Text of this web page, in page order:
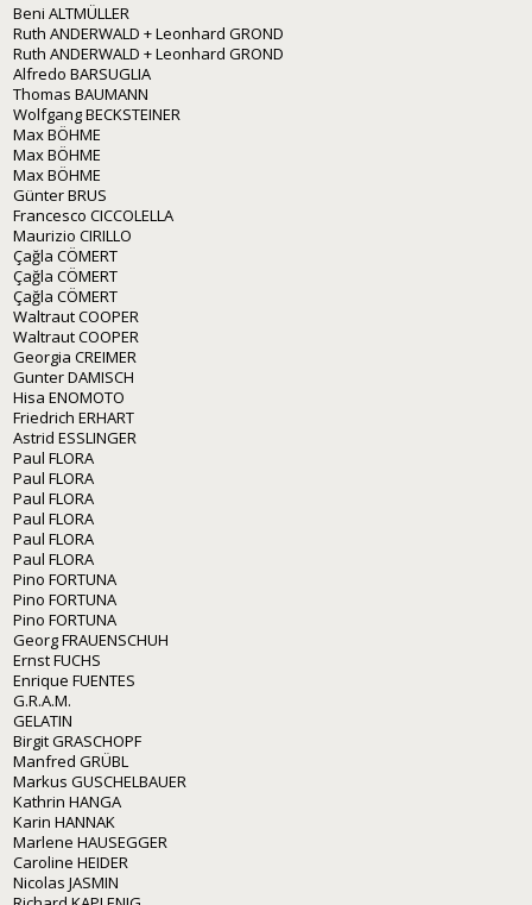
Beni ALTMÜLLER
Ruth ANDERWALD + Leonhard GROND
Ruth ANDERWALD + Leonhard GROND
Alfredo BARSUGLIA
Thomas BAUMANN
Wolfgang BECKSTEINER
Max BÖHME
Max BÖHME
Max BÖHME
Günter BRUS
Francesco CICCOLELLA
Maurizio CIRILLO
Çağla CÖMERT
Çağla CÖMERT
Çağla CÖMERT
Waltraut COOPER
Waltraut COOPER
Georgia CREIMER
Gunter DAMISCH
Hisa ENOMOTO
Friedrich ERHART
Astrid ESSLINGER
Paul FLORA
Paul FLORA
Paul FLORA
Paul FLORA
Paul FLORA
Paul FLORA
Pino FORTUNA
Pino FORTUNA
Pino FORTUNA
Georg FRAUENSCHUH
Ernst FUCHS
Enrique FUENTES
G.R.A.M.
GELATIN
Birgit GRASCHOPF
Manfred GRÜBL
Markus GUSCHELBAUER
Kathrin HANGA
Karin HANNAK
Marlene HAUSEGGER
Caroline HEIDER
Nicolas JASMIN